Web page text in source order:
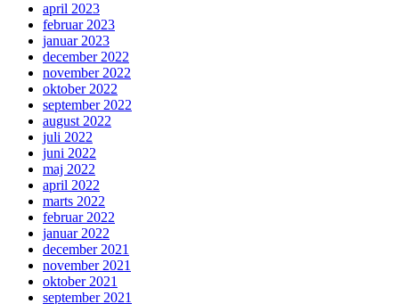
april 2023
februar 2023
januar 2023
december 2022
november 2022
oktober 2022
september 2022
august 2022
juli 2022
juni 2022
maj 2022
april 2022
marts 2022
februar 2022
januar 2022
december 2021
november 2021
oktober 2021
september 2021